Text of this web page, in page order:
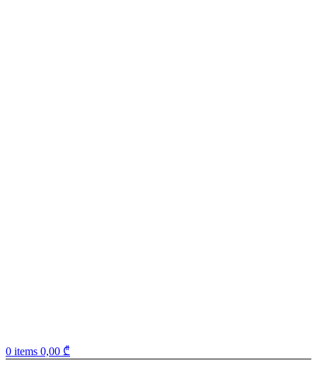
0 items 0,00 ₾